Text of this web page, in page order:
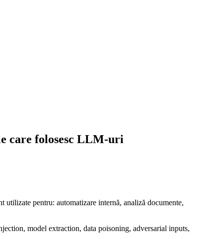
care folosesc LLM-uri
pentru: automatizare internă, analiză documente,
model extraction, data poisoning, adversarial inputs,